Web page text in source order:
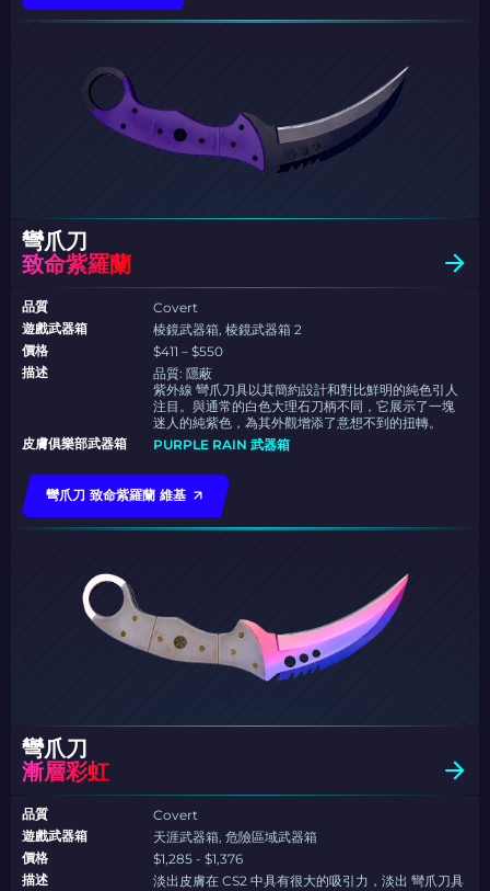
彎爪刀
致命紫羅蘭
品質
Covert
遊戲武器箱
棱鏡武器箱, 棱鏡武器箱 2
價格
$411 – $550
描述
品質:隱蔽
紫外線 彎爪刀具以其簡約設計和對比鮮明的純色引人
注目。與通常的白色大理石刀柄不同，它展示了一塊
迷人的純紫色，為其外觀增添了意想不到的扭轉。
皮膚俱樂部武器箱
PURPLE RAIN 武器箱
彎爪刀 致命紫羅蘭 維基
彎爪刀
漸層彩虹
品質
Covert
遊戲武器箱
天涯武器箱, 危險區域武器箱
價格
$1,285 - $1,376
描述
淡出皮膚在 CS2 中具有很大的吸引力，淡出 彎爪刀具